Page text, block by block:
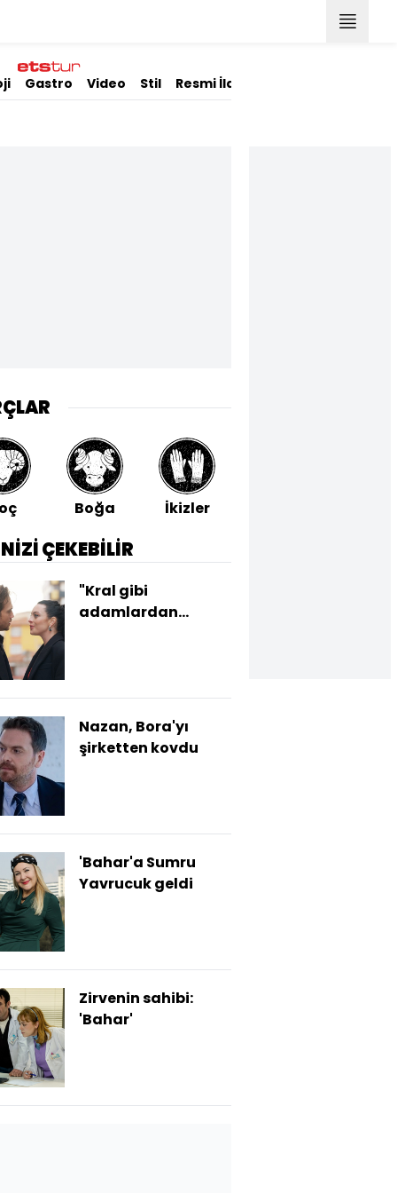
Gastro Video Stil Resmi İlanlar
Boğa İkizler
ÇEKEBİLİR
"Kral gibi
adamlardan
Nazan, Bora'yı
şirketten kovdu
'Bahar'a Sumru
Yavrucuk geldi
Zirvenin sahibi:
'Bahar'